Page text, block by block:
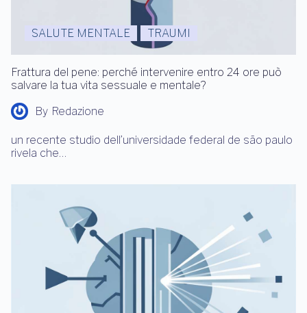
SALUTE MENTALE
Frattura del pene: perché intervenire entro 24 ore può
salvare la tua vita sessuale e mentale?
By Redazione
un recente studio dell’universidade federal de são paulo
rivela che…